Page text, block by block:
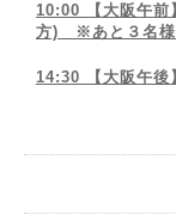
10:00 【大阪午前
方) ※あと３名様
14:30 【大阪午